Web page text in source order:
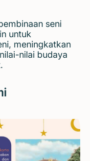
seni
untuk
meningkatkan
nilai budaya